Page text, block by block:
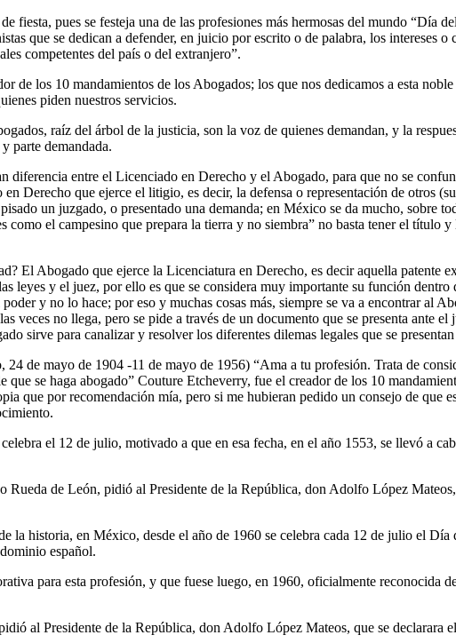
fiesta, pues se festeja una de las profesiones más hermosas del mundo “Día
que se dedican a defender, en juicio por escrito o de palabra, los intereses o
competentes del país o del extranjero”.
de los 10 mandamientos de los Abogados; los que nos dedicamos a esta
piden nuestros servicios.
raíz del árbol de la justicia, son la voz de quienes demandan, y la
parte demandada.
diferencia entre el Licenciado en Derecho y el Abogado, para que no se
Derecho que ejerce el litigio, es decir, la defensa o representación de otros
un juzgado, o presentado una demanda; en México se da mucho, sobre
como el campesino que prepara la tierra y no siembra” no basta tener el título
El Abogado que ejerce la Licenciatura en Derecho, es decir aquella patente
leyes y el juez, por ello es que se considera muy importante su función
y no lo hace; por eso y muchas cosas más, siempre se va a encontrar al
veces no llega, pero se pide a través de un documento que se presenta ante
sirve para canalizar y resolver los diferentes dilemas legales que se
de mayo de 1904 -11 de mayo de 1956) “Ama a tu profesión. Trata de
se haga abogado” Couture Etcheverry, fue el creador de los 10
que por recomendación mía, pero si me hubieran pedido un consejo de que
el 12 de julio, motivado a que en esa fecha, en el año 1553, se llevó a
de León, pidió al Presidente de la República, don Adolfo López
la historia, en México, desde el año de 1960 se celebra cada 12 de julio el
español.
para esta profesión, y que fuese luego, en 1960, oficialmente reconocida
al Presidente de la República, don Adolfo López Mateos, que se declarara